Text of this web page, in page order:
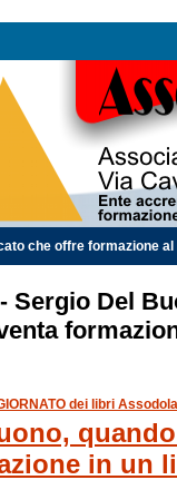
che offre formazione
Sergio Del
dei libri
in un